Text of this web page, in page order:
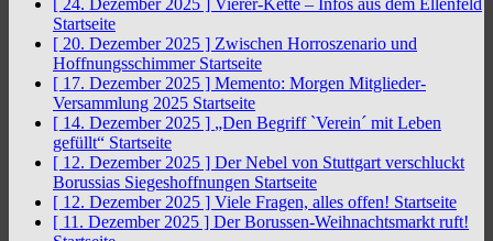
[ 24. Dezember 2025 ] Vierer-Kette – Infos aus dem Ellenfeld
Startseite
[ 20. Dezember 2025 ] Zwischen Horroszenario und
Hoffnungsschimmer Startseite
[ 17. Dezember 2025 ] Memento: Morgen Mitglieder-
Versammlung 2025 Startseite
[ 14. Dezember 2025 ] „Den Begriff `Verein´ mit Leben
gefüllt“ Startseite
[ 12. Dezember 2025 ] Der Nebel von Stuttgart verschluckt
Borussias Siegeshoffnungen Startseite
[ 12. Dezember 2025 ] Viele Fragen, alles offen! Startseite
[ 11. Dezember 2025 ] Der Borussen-Weihnachtsmarkt ruft!